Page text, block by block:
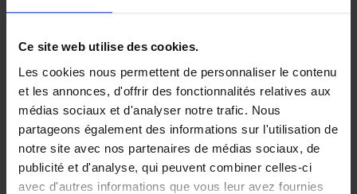
Ce site web utilise des cookies.
Les cookies nous permettent de personnaliser le contenu
et les annonces, d'offrir des fonctionnalités relatives aux
médias sociaux et d'analyser notre trafic. Nous
partageons également des informations sur l'utilisation de
notre site avec nos partenaires de médias sociaux, de
publicité et d'analyse, qui peuvent combiner celles-ci
avec d'autres informations que vous leur avez fournies
Building Bonds = Building
Business
Jochen Roef Jozefien De Feyter
Carolien Boom
Couverture souple
2025 200
€29,99